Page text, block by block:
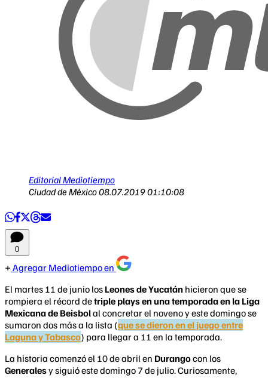
Editorial Mediotiempo
Ciudad de México08.07.2019 01:10:08
0
Agregar Mediotiempo en
El martes 11 de junio los Leones de Yucatán hicieron que se
rompiera el récord detriple plays en una temporada en la Liga
Mexicana de Beisbolal concretar el noveno y este domingo se
sumaron dos más a la lista (que se dieron en el juego entre
Laguna y Tabasco) para llegar a 11 en la temporada.
La historia comenzó el 10 de abril en Durangocon los
Generalesy siguió este domingo 7 de julio. Curiosamente,